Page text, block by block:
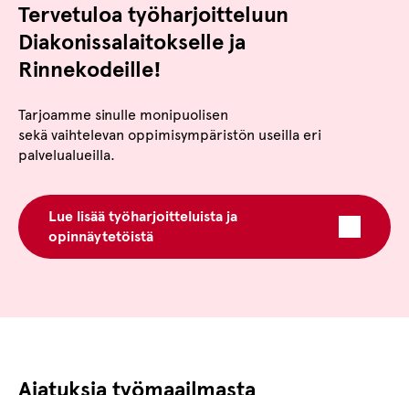
Tervetuloa työharjoitteluun
Diakonissalaitokselle ja
Rinnekodeille!
Tarjoamme sinulle monipuolisen
sekä vaihtelevan oppimisympäristön useilla eri
palvelualueilla.
Lue lisää työharjoitteluista ja
opinnäytetöistä